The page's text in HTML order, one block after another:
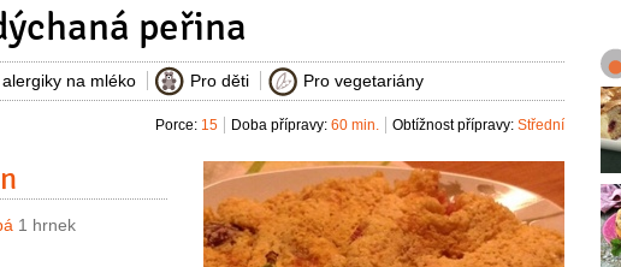
peřina
alergiky na mléko Pro děti Pro vegetariány
Obtížnost přípravy: Střední
Doba přípravy: 60 min.
Porce: 15
1 hrnek